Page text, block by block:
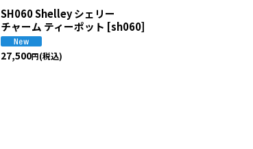
SH060 Shelley シェリー
チャーム ティーポット [sh060]
27,500円(税込)